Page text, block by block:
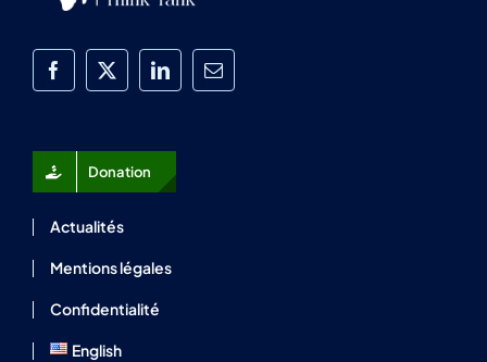
Donation
Actualités
Mentions légales
Confidentialité
English